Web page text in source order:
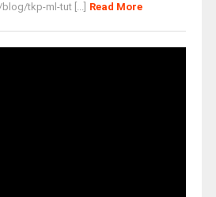
tkp-ml-tut [...] Read More